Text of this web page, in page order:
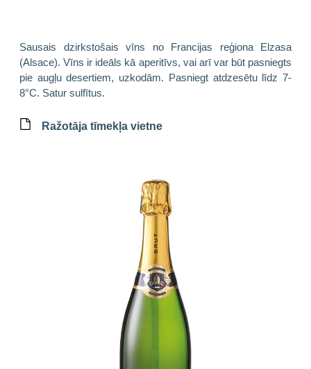
Sausais dzirkstošais vīns no Francijas reģiona Elzasa
(Alsace). Vīns ir ideāls kā aperitīvs, vai arī var būt pasniegts
pie augļu desertiem, uzkodām. Pasniegt atdzesētu līdz 7-
8°C. Satur sulfītus.
Ražotāja tīmekļa vietne